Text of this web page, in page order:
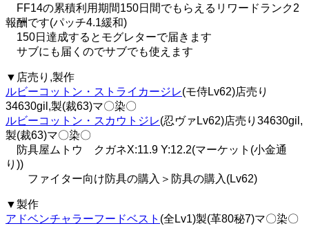
FF14の累積利用期間150日間でもらえるリワードランク2
報酬です(パッチ4.1緩和)
150日達成するとモグレターで届きます
サブにも届くのでサブでも使えます
▼店売り,製作
ルビーコットン・ストライカージレ(モ侍Lv62)店売り
34630gil,製(裁63)マ〇染〇
ルビーコットン・スカウトジレ(忍ヴァLv62)店売り34630gil,
製(裁63)マ〇染〇
防具屋ムトウ クガネX:11.9 Y:12.2(マーケット(小金通
り))
ファイター向け防具の購入＞防具の購入(Lv62)
▼製作
アドベンチャラーフードベスト (全Lv1)製(革80秘7)マ〇染〇